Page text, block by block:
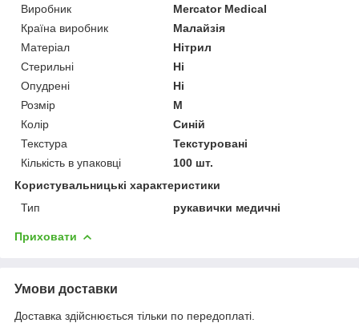
Виробник
Mercator Medical
Країна виробник
Малайзія
Матеріал
Нітрил
Стерильні
Ні
Опудрені
Ні
Розмір
M
Колір
Синій
Текстура
Текстуровані
Кількість в упаковці
100 шт.
Користувальницькі характеристики
Тип
рукавички медичні
Приховати
Умови доставки
Доставка здійснюється тільки по передоплаті.